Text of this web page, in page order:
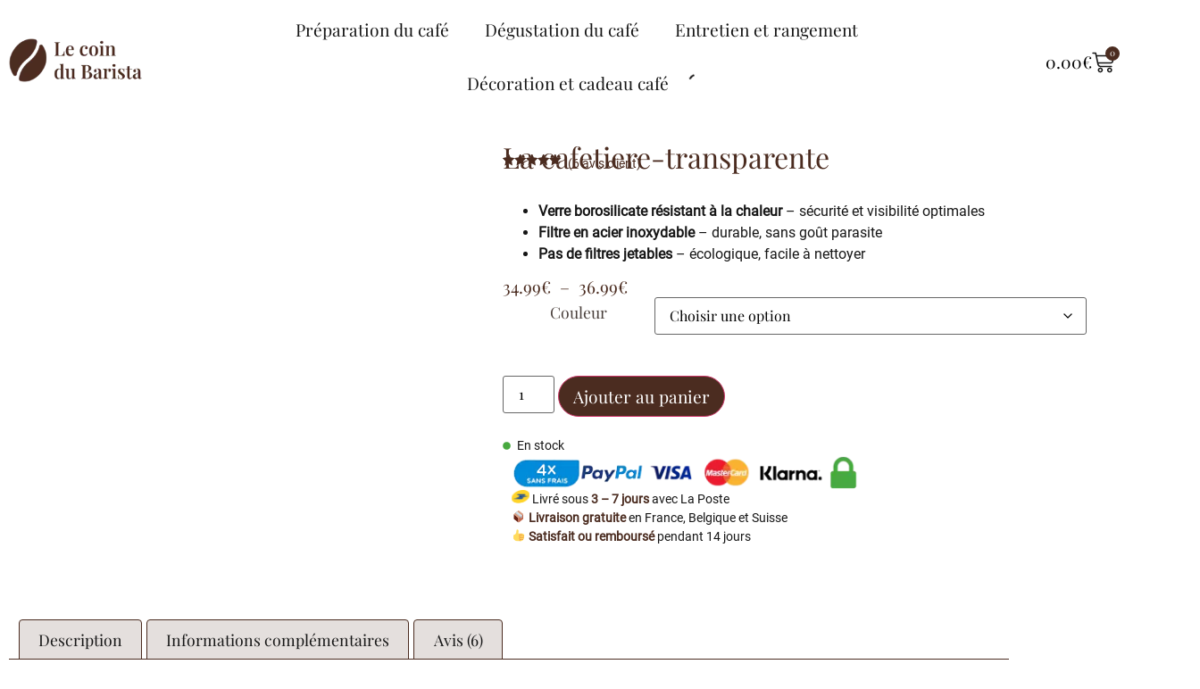
Préparation du café Dégustation du café Entretien et rangement
Décoration et cadeau café
0.00€ 0
La cafetiere-transparente
notations
(6avis client)
Verre borosilicate résistant à la chaleur– sécurité et visibilité optimales
Filtre en acier inoxydable– durable, sans goût parasite
Pas de filtres jetables– écologique, facile à nettoyer
34.99€ – 36.99€
Couleur
Ajouter au panier
En stock
Livré sous3 – 7 joursavec La Poste
Livraison gratuiteen France, Belgique et Suisse
Satisfait ou remboursépendant 14 jours
Description Informations complémentaires Avis (6)